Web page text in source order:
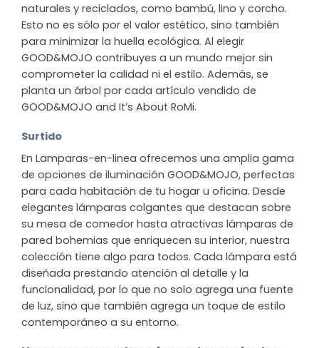
naturales y reciclados, como bambú, lino y corcho.
Esto no es sólo por el valor estético, sino también
para minimizar la huella ecológica. Al elegir
GOOD&MOJO contribuyes a un mundo mejor sin
comprometer la calidad ni el estilo. Además, se
planta un árbol por cada artículo vendido de
GOOD&MOJO and It’s About RoMi.
Surtido
En Lamparas-en-linea ofrecemos una amplia gama
de opciones de iluminación GOOD&MOJO, perfectas
para cada habitación de tu hogar u oficina. Desde
elegantes lámparas colgantes que destacan sobre
su mesa de comedor hasta atractivas lámparas de
pared bohemias que enriquecen su interior, nuestra
colección tiene algo para todos. Cada lámpara está
diseñada prestando atención al detalle y la
funcionalidad, por lo que no solo agrega una fuente
de luz, sino que también agrega un toque de estilo
contemporáneo a su entorno.